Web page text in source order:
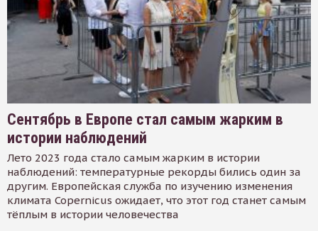
Сентябрь в Европе стал самым жарким в
истории наблюдений
Лето 2023 года стало самым жарким в истории
наблюдений: температурные рекорды бились один за
другим. Европейская служба по изучению изменения
климата Copernicus ожидает, что этот год станет самым
тёплым в истории человечества